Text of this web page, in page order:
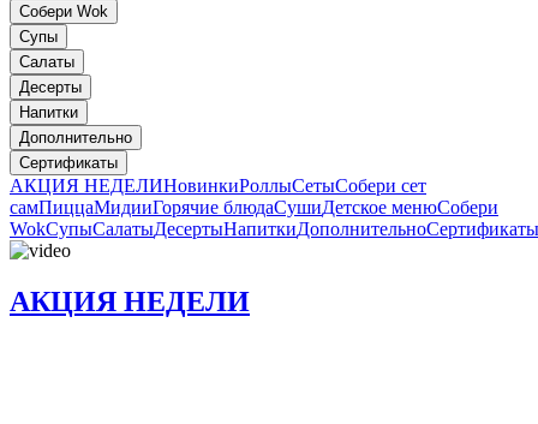
Собери Wok
Супы
Салаты
Десерты
Напитки
Дополнительно
Сертификаты
АКЦИЯ НЕДЕЛИНовинкиРоллыСетыСобери сет
самПиццаМидииГорячие блюдаСушиДетское менюСобери
WokСупыСалатыДесертыНапиткиДополнительноСертификаты
АКЦИЯ НЕДЕЛИ